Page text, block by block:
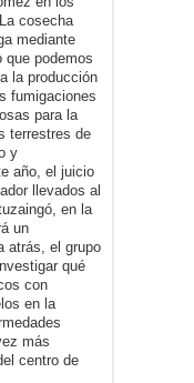
cosecha
mediante
que podemos
la producción
fumigaciones
para la
terrestres de
y
año, el juicio
llevados al
en la
un
atrás, el grupo
qué
con
en la
más
centro de